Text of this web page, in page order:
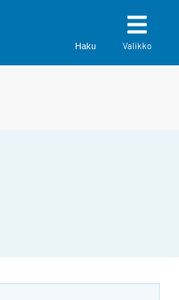
Haku Valikko